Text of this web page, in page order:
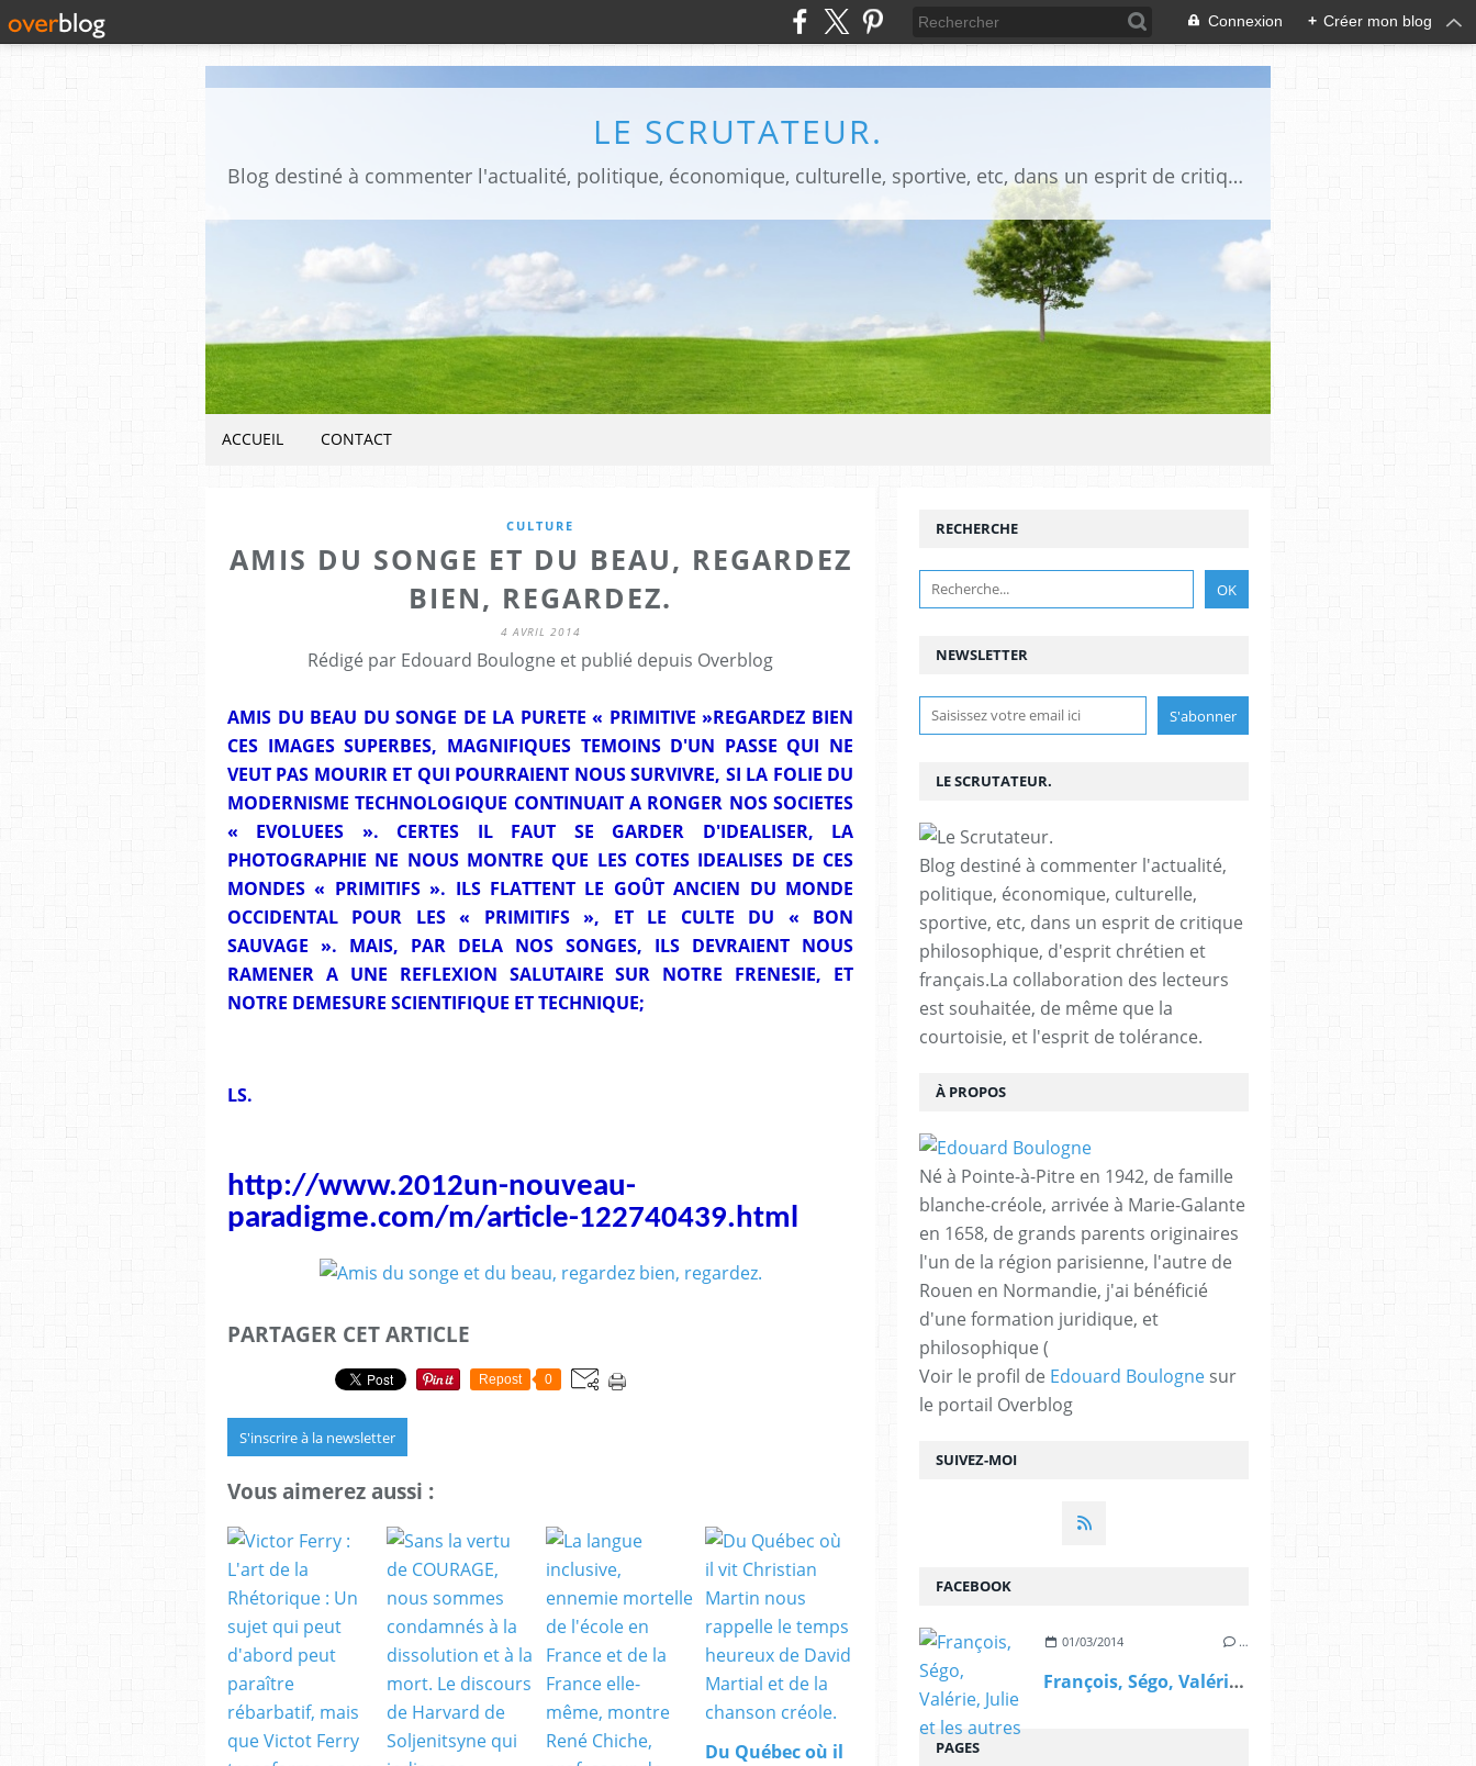
Connexion + Créer mon blog
LE SCRUTATEUR.
Blog destiné à commenter l'actualité, politique, économique, culturelle, sportive, etc, dans un esprit de critique philosophique, d'esprit chrétien et français.La collaboration des lecteurs est souhaitée, de même que la courtoisie, et l'esprit de tolérance.
ACCUEIL CONTACT
CULTURE
AMIS DU SONGE ET DU BEAU, REGARDEZ
BIEN, REGARDEZ.
4 AVRIL 2014
Rédigé par Edouard Boulogne et publié depuis Overblog
AMIS DU BEAU DU SONGE DE LA PURETE « PRIMITIVE »REGARDEZ BIEN
CES IMAGES SUPERBES, MAGNIFIQUES TEMOINS D'UN PASSE QUI NE
VEUT PAS MOURIR ET QUI POURRAIENT NOUS SURVIVRE, SI LA FOLIE DU
MODERNISME TECHNOLOGIQUE CONTINUAIT A RONGER NOS SOCIETES
« EVOLUEES ». CERTES IL FAUT SE GARDER D'IDEALISER, LA
PHOTOGRAPHIE NE NOUS MONTRE QUE LES COTES IDEALISES DE CES
MONDES « PRIMITIFS ». ILS FLATTENT LE GOÛT ANCIEN DU MONDE
OCCIDENTAL POUR LES « PRIMITIFS », ET LE CULTE DU « BON
SAUVAGE ». MAIS, PAR DELA NOS SONGES, ILS DEVRAIENT NOUS
RAMENER A UNE REFLEXION SALUTAIRE SUR NOTRE FRENESIE, ET
NOTRE DEMESURE SCIENTIFIQUE ET TECHNIQUE;
LS.
http://www.2012un-nouveau-
paradigme.com/m/article-122740439.html
PARTAGER CET ARTICLE
Repost 0
S'inscrire à la newsletter
Vous aimerez aussi :
Du Québec où il
NEWSLETTER
SUIVEZ-MOI
RECHERCHE
LE SCRUTATEUR.
Blog destiné à commenter l'actualité,
politique, économique, culturelle,
sportive, etc, dans un esprit de critique
philosophique, d'esprit chrétien et
français.La collaboration des lecteurs
est souhaitée, de même que la
courtoisie, et l'esprit de tolérance.
À PROPOS
Né à Pointe-à-Pitre en 1942, de famille
blanche-créole, arrivée à Marie-Galante
en 1658, de grands parents originaires
l'un de la région parisienne, l'autre de
Rouen en Normandie, j'ai bénéficié
d'une formation juridique, et
philosophique (
Voir le profil de Edouard Boulogne sur
le portail Overblog
FACEBOOK
01/03/2014 …
François, Ségo, Valérie, Julie et les autres
PAGES